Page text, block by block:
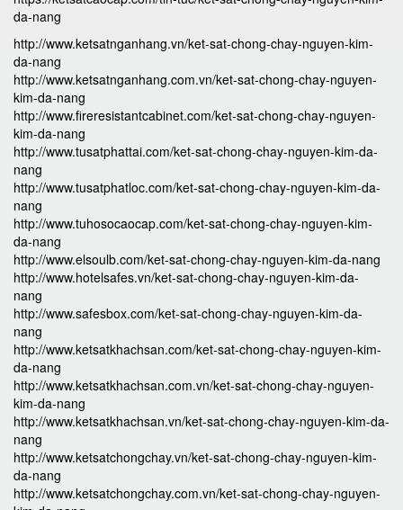
da-nang
http://www.ketsatnganhang.vn/ket-sat-chong-chay-nguyen-kim-
da-nang
http://www.ketsatnganhang.com.vn/ket-sat-chong-chay-nguyen-
kim-da-nang
http://www.fireresistantcabinet.com/ket-sat-chong-chay-nguyen-
kim-da-nang
http://www.tusatphattai.com/ket-sat-chong-chay-nguyen-kim-da-
nang
http://www.tusatphatloc.com/ket-sat-chong-chay-nguyen-kim-da-
nang
http://www.tuhosocaocap.com/ket-sat-chong-chay-nguyen-kim-
da-nang
http://www.elsoulb.com/ket-sat-chong-chay-nguyen-kim-da-nang
http://www.hotelsafes.vn/ket-sat-chong-chay-nguyen-kim-da-
nang
http://www.safesbox.com/ket-sat-chong-chay-nguyen-kim-da-
nang
http://www.ketsatkhachsan.com/ket-sat-chong-chay-nguyen-kim-
da-nang
http://www.ketsatkhachsan.com.vn/ket-sat-chong-chay-nguyen-
kim-da-nang
http://www.ketsatkhachsan.vn/ket-sat-chong-chay-nguyen-kim-da-
nang
http://www.ketsatchongchay.vn/ket-sat-chong-chay-nguyen-kim-
da-nang
http://www.ketsatchongchay.com.vn/ket-sat-chong-chay-nguyen-